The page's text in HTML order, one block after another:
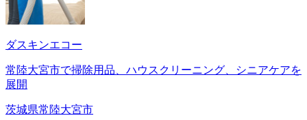
ダスキンエコー
常陸大宮市で掃除用品、ハウスクリーニング、シニアケアを
展開
茨城県常陸大宮市